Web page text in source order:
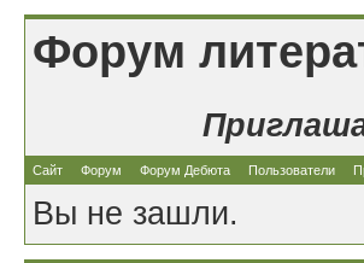
Форум
Сайт Форум Форум Дебюта Пользователи
Вы не зашли.